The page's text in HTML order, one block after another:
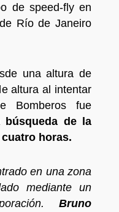
de speed-fly en
Río de Janeiro
una altura de
altura al intentar
Bomberos fue
búsqueda de la
horas.
en una zona
mediante un
Bruno